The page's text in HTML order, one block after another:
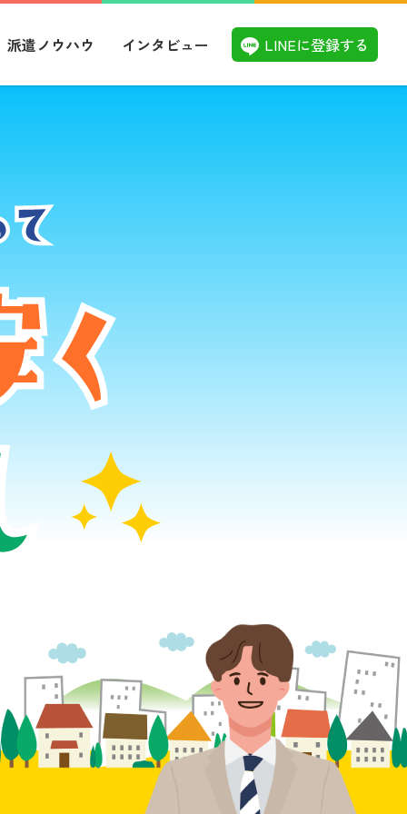
派遣ノウハウ インタビュー LINEに登録する